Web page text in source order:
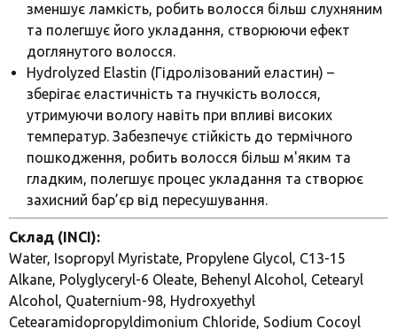
зменшує ламкість, робить волосся більш слухняним
та полегшує його укладання, створюючи ефект
доглянутого волосся.
Hydrolyzed Elastin (Гідролізований еластин) –
зберігає еластичність та гнучкість волосся,
утримуючи вологу навіть при впливі високих
температур. Забезпечує стійкість до термічного
пошкодження, робить волосся більш м'яким та
гладким, полегшує процес укладання та створює
захисний бар’єр від пересушування.
Склад (INCI):
Water, Isopropyl Myristate, Propylene Glycol, C13-15
Alkane, Polyglyceryl-6 Oleate, Behenyl Alcohol, Cetearyl
Alcohol, Quaternium-98, Hydroxyethyl
Cetearamidopropyldimonium Chloride, Sodium Cocoyl